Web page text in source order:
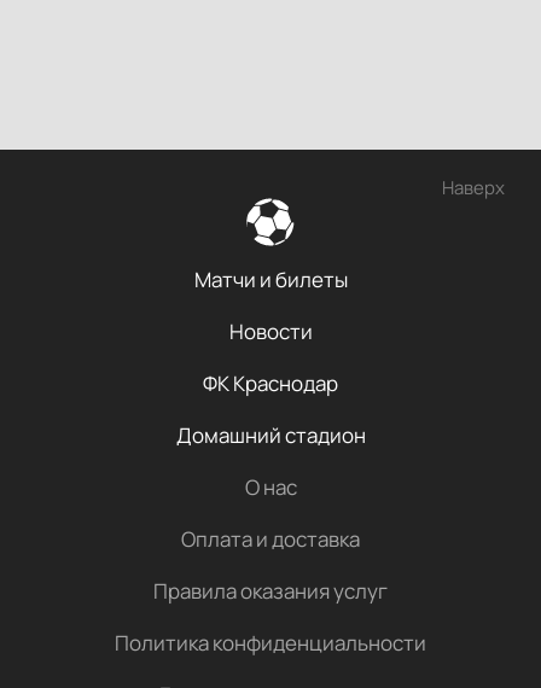
Наверх
Матчи и билеты
Новости
ФК Краснодар
Домашний стадион
О нас
Оплата и доставка
Правила оказания услуг
Политика конфиденциальности